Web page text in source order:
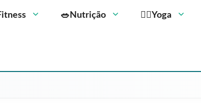
🥗Nutrição 🧘‍♀️Yoga